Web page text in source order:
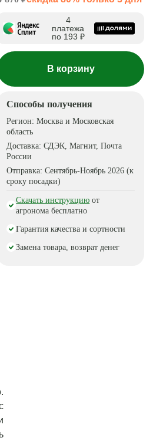
4
платежа
по 193 ₽
В корзину
Способы получения
Регион:Москва и Московская
область
Доставка:СДЭК, Магнит, Почта
России
Отправка:Сентябрь-Ноябрь 2026 (к
сроку посадки)
Скачать инструкцию от
агронома бесплатно
Гарантия качества и сортности
Замена товара, возврат денег